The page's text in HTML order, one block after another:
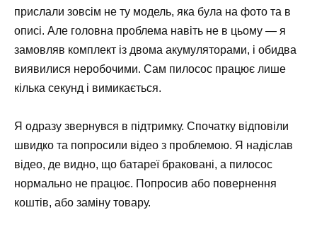
прислали зовсім не ту модель, яка була на фото та в
описі. Але головна проблема навіть не в цьому — я
замовляв комплект із двома акумуляторами, і обидва
виявилися неробочими. Сам пилосос працює лише
кілька секунд і вимикається.
Я одразу звернувся в підтримку. Спочатку відповіли
швидко та попросили відео з проблемою. Я надіслав
відео, де видно, що батареї браковані, а пилосос
нормально не працює. Попросив або повернення
коштів, або заміну товару.